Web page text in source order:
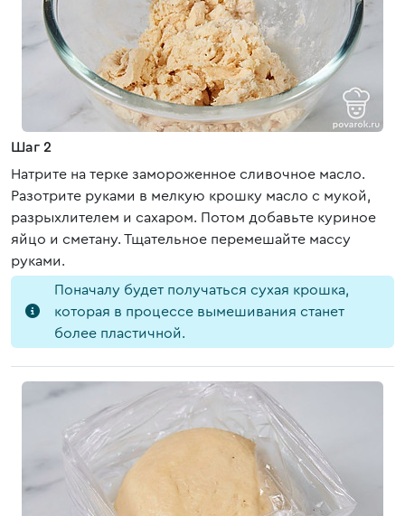
Шаг 2
Натрите на терке замороженное сливочное масло.
Разотрите руками в мелкую крошку масло с мукой,
разрыхлителем и сахаром. Потом добавьте куриное
яйцо и сметану. Тщательное перемешайте массу
руками.
Поначалу будет получаться сухая крошка,
которая в процессе вымешивания станет
более пластичной.